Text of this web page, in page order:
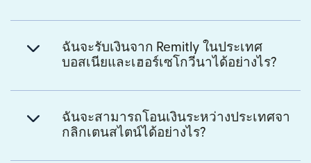
ฉันจะรับเงินจาก Remitly ในประเทศ
บอสเนียและเฮอร์เซโกวีนาได้อย่างไร?
ฉันจะสามารถโอนเงินระหว่างประเทศจา
กลิกเตนสไตน์ได้อย่างไร?